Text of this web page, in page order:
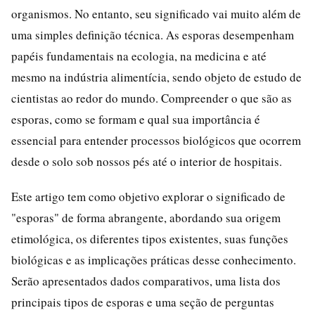
organismos. No entanto, seu significado vai muito além de
uma simples definição técnica. As esporas desempenham
papéis fundamentais na ecologia, na medicina e até
mesmo na indústria alimentícia, sendo objeto de estudo de
cientistas ao redor do mundo. Compreender o que são as
esporas, como se formam e qual sua importância é
essencial para entender processos biológicos que ocorrem
desde o solo sob nossos pés até o interior de hospitais.
Este artigo tem como objetivo explorar o significado de
"esporas" de forma abrangente, abordando sua origem
etimológica, os diferentes tipos existentes, suas funções
biológicas e as implicações práticas desse conhecimento.
Serão apresentados dados comparativos, uma lista dos
principais tipos de esporas e uma seção de perguntas